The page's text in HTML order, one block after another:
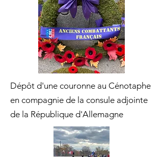
Dépôt d'une couronne au Cénotaphe
en compagnie de la consule adjointe
de la République d'Allemagne